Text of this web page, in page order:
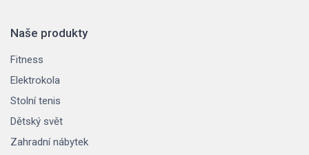
Naše produkty
Fitness
Elektrokola
Stolní tenis
Dětský svět
Zahradní nábytek